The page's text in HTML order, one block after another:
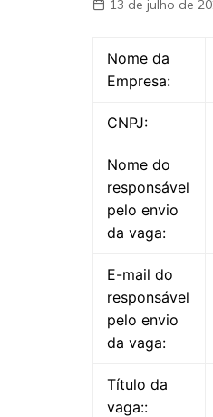
13 de julho de
Nome da
Empresa:
CNPJ:
Nome do
responsável
pelo envio
da vaga:
E-mail do
responsável
pelo envio
da vaga:
Título da
vaga::